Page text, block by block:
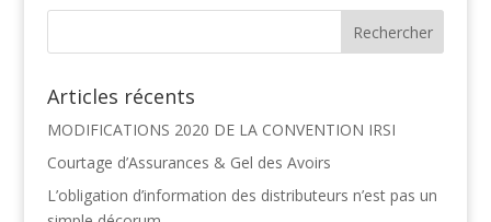
Articles récents
MODIFICATIONS 2020 DE LA CONVENTION IRSI
Courtage d’Assurances & Gel des Avoirs
L’obligation d’information des distributeurs n’est pas un